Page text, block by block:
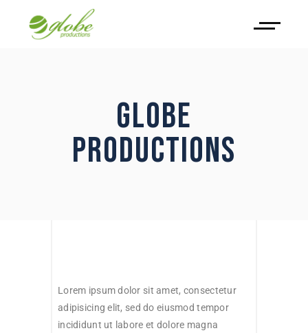
GLOBE
PRODUCTIONS
Lorem ipsum dolor sit amet, consectetur
adipisicing elit, sed do eiusmod tempor
incididunt ut labore et dolore magna